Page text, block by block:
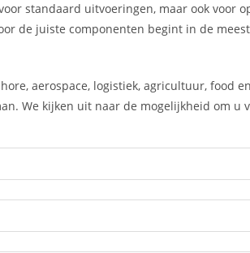
standaard uitvoeringen, maar ook voor
de juiste componenten begint in de
aerospace, logistiek, agricultuur, food
We kijken uit naar de mogelijkheid om u